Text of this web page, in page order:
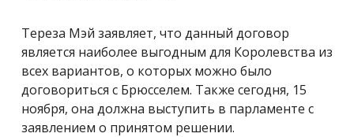
Тереза Мэй заявляет, что данный договор
является наиболее выгодным для Королевства из
всех вариантов, о которых можно было
договориться с Брюсселем. Также сегодня, 15
ноября, она должна выступить в парламенте с
заявлением о принятом решении.